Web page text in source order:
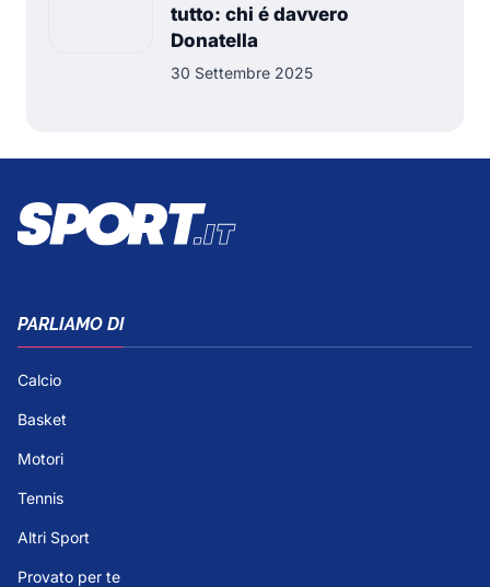
tutto: chi é davvero
Donatella
30 Settembre 2025
PARLIAMO DI
Calcio
Basket
Motori
Tennis
Altri Sport
Provato per te